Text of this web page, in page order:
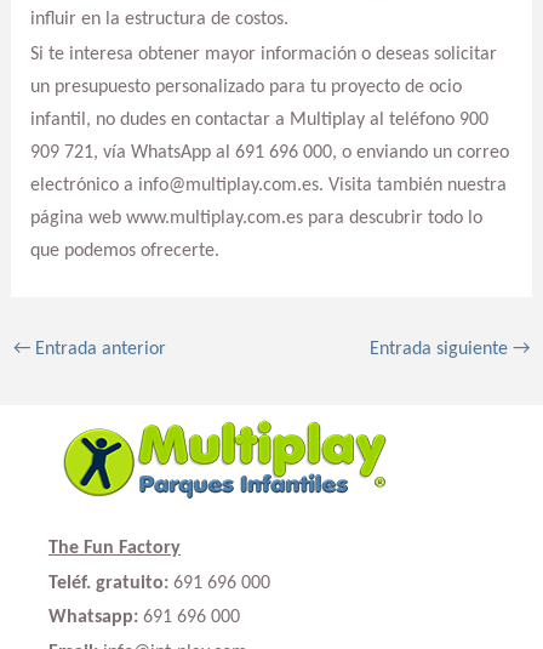
influir en la estructura de costos.
Si te interesa obtener mayor información o deseas solicitar
un presupuesto personalizado para tu proyecto de ocio
infantil, no dudes en contactar a Multiplay al teléfono 900
909 721, vía WhatsApp al 691 696 000, o enviando un correo
electrónico a info@multiplay.com.es. Visita también nuestra
página web www.multiplay.com.es para descubrir todo lo
que podemos ofrecerte.
←Entrada anterior Entrada siguiente→
The Fun Factory
Teléf. gratuito: 691 696 000
Whatsapp: 691 696 000